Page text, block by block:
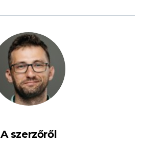
A szerzőről